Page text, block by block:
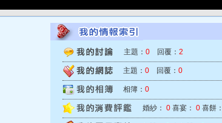
主題： 0 回覆： 2
主題： 0 回覆： 0
相簿： 0
婚紗： 0 喜宴： 0 喜餅：